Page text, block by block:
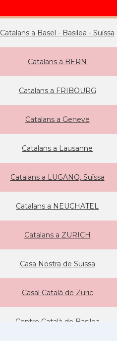
Catalans a Basel - Basilea - Suïssa
Catalans a BERN
Catalans a FRIBOURG
Catalans a Geneve
Catalans a Lausanne
Catalans a LUGANO, Suïssa
Catalans a NEUCHATEL
Catalans a ZURICH
Casa Nostra de Suïssa
Casal Català de Zuric
Centre Català de Basilea